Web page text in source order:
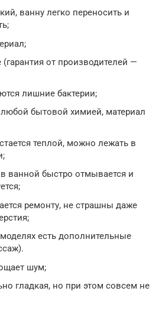
ванну легко переносить и
от производителей —
лишние бактерии;
бытовой химией, материал
теплой, можно лежать в
ванной быстро отмывается и
ремонту, не страшны даже
есть дополнительные
шум;
гладкая, но при этом совсем не